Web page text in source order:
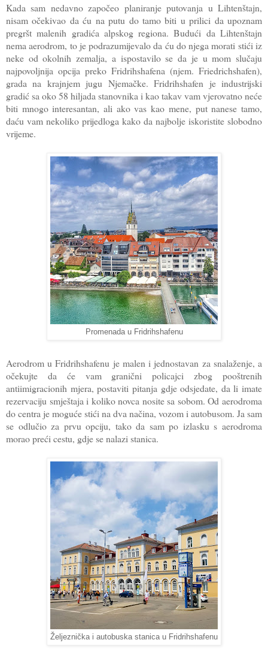
Kada sam nedavno započeo planiranje putovanja u Lihtenštajn,
nisam očekivao da ću na putu do tamo biti u prilici da upoznam
pregršt malenih gradića alpskog regiona. Budući da Lihtenštajn
nema aerodrom, to je podrazumijevalo da ću do njega morati stići iz
neke od okolnih zemalja, a ispostavilo se da je u mom slučaju
najpovoljnija opcija preko Fridrihshafena (njem. Friedrichshafen),
grada na krajnjem jugu Njemačke. Fridrihshafen je industrijski
gradić sa oko 58 hiljada stanovnika i kao takav vam vjerovatno neće
biti mnogo interesantan, ali ako vas kao mene, put nanese tamo,
daću vam nekoliko prijedloga kako da najbolje iskoristite slobodno
vrijeme.
Promenada u Fridrihshafenu
Aerodrom u Fridrihshafenu je malen i jednostavan za snalaženje, a
očekujte da će vam granični policajci zbog pooštrenih
antiimigracionih mjera, postaviti pitanja gdje odsjedate, da li imate
rezervaciju smještaja i koliko novca nosite sa sobom. Od aerodroma
do centra je moguće stići na dva načina, vozom i autobusom. Ja sam
se odlučio za prvu opciju, tako da sam po izlasku s aerodroma
morao preći cestu, gdje se nalazi stanica.
Željeznička i autobuska stanica u Fridrihshafenu